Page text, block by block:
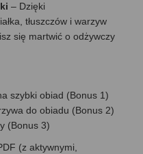
– Dzięki
tłuszczów i warzyw
się martwić o odżywczy
szybki obiad (Bonus 1)
do obiadu (Bonus 2)
(Bonus 3)
(z aktywnymi,